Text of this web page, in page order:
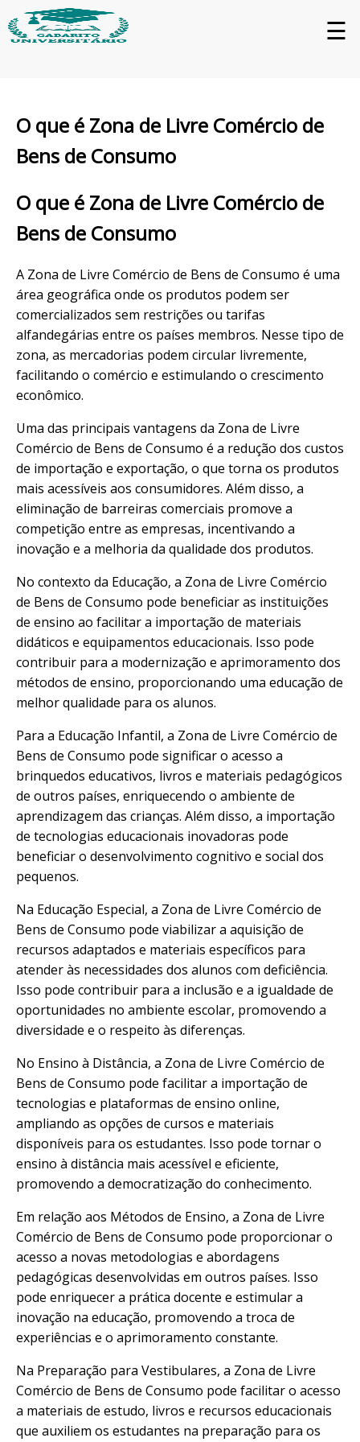
☰
O que é Zona de Livre Comércio de
Bens de Consumo
O que é Zona de Livre Comércio de
Bens de Consumo
A Zona de Livre Comércio de Bens de Consumo é uma
área geográfica onde os produtos podem ser
comercializados sem restrições ou tarifas
alfandegárias entre os países membros. Nesse tipo de
zona, as mercadorias podem circular livremente,
facilitando o comércio e estimulando o crescimento
econômico.
Uma das principais vantagens da Zona de Livre
Comércio de Bens de Consumo é a redução dos custos
de importação e exportação, o que torna os produtos
mais acessíveis aos consumidores. Além disso, a
eliminação de barreiras comerciais promove a
competição entre as empresas, incentivando a
inovação e a melhoria da qualidade dos produtos.
No contexto da Educação, a Zona de Livre Comércio
de Bens de Consumo pode beneficiar as instituições
de ensino ao facilitar a importação de materiais
didáticos e equipamentos educacionais. Isso pode
contribuir para a modernização e aprimoramento dos
métodos de ensino, proporcionando uma educação de
melhor qualidade para os alunos.
Para a Educação Infantil, a Zona de Livre Comércio de
Bens de Consumo pode significar o acesso a
brinquedos educativos, livros e materiais pedagógicos
de outros países, enriquecendo o ambiente de
aprendizagem das crianças. Além disso, a importação
de tecnologias educacionais inovadoras pode
beneficiar o desenvolvimento cognitivo e social dos
pequenos.
Na Educação Especial, a Zona de Livre Comércio de
Bens de Consumo pode viabilizar a aquisição de
recursos adaptados e materiais específicos para
atender às necessidades dos alunos com deficiência.
Isso pode contribuir para a inclusão e a igualdade de
oportunidades no ambiente escolar, promovendo a
diversidade e o respeito às diferenças.
No Ensino à Distância, a Zona de Livre Comércio de
Bens de Consumo pode facilitar a importação de
tecnologias e plataformas de ensino online,
ampliando as opções de cursos e materiais
disponíveis para os estudantes. Isso pode tornar o
ensino à distância mais acessível e eficiente,
promovendo a democratização do conhecimento.
Em relação aos Métodos de Ensino, a Zona de Livre
Comércio de Bens de Consumo pode proporcionar o
acesso a novas metodologias e abordagens
pedagógicas desenvolvidas em outros países. Isso
pode enriquecer a prática docente e estimular a
inovação na educação, promovendo a troca de
experiências e o aprimoramento constante.
Na Preparação para Vestibulares, a Zona de Livre
Comércio de Bens de Consumo pode facilitar o acesso
a materiais de estudo, livros e recursos educacionais
que auxiliem os estudantes na preparação para os